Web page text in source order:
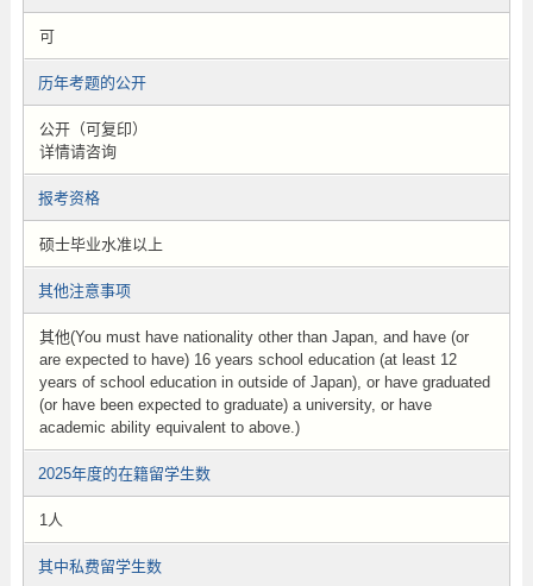
可
历年考题的公开
公开（可复印）
详情请咨询
报考资格
硕士毕业水准以上
其他注意事项
其他(You must have nationality other than Japan, and have (or
are expected to have) 16 years school education (at least 12
years of school education in outside of Japan), or have graduated
(or have been expected to graduate) a university, or have
academic ability equivalent to above.)
2025年度的在籍留学生数
1人
其中私费留学生数